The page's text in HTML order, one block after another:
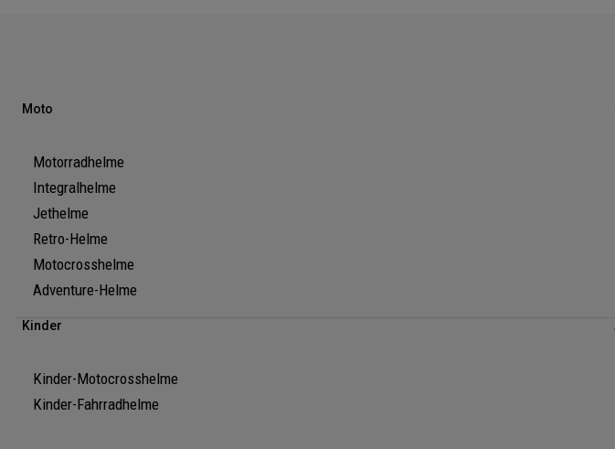
Moto
Motorradhelme
Integralhelme
Jethelme
Retro-Helme
Motocrosshelme
Adventure-Helme
Kinder
Kinder-Motocrosshelme
Kinder-Fahrradhelme